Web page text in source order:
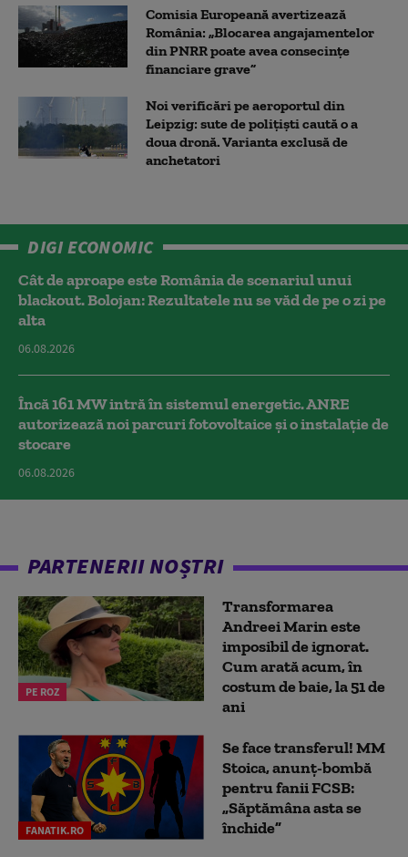
Comisia Europeană avertizează
România: „Blocarea angajamentelor
din PNRR poate avea consecințe
financiare grave”
Noi verificări pe aeroportul din
Leipzig: sute de polițiști caută o a
doua dronă. Varianta exclusă de
anchetatori
DIGI ECONOMIC
Cât de aproape este România de scenariul unui
blackout. Bolojan: Rezultatele nu se văd de pe o zi pe
alta
06.08.2026
Încă 161 MW intră în sistemul energetic. ANRE
autorizează noi parcuri fotovoltaice și o instalație de
stocare
06.08.2026
PARTENERII NOȘTRI
PE ROZ
Transformarea
Andreei Marin este
imposibil de ignorat.
Cum arată acum, în
costum de baie, la 51 de
ani
FANATIK.RO
Se face transferul! MM
Stoica, anunț-bombă
pentru fanii FCSB:
„Săptămâna asta se
închide”